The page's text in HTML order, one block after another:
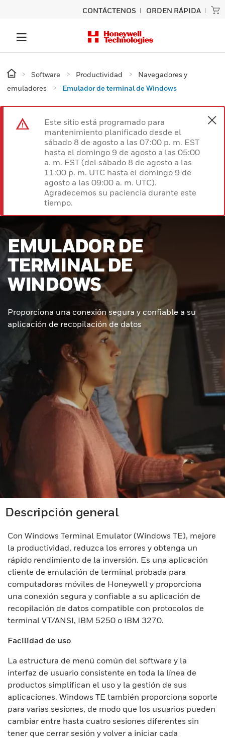
CONTÁCTENOS ORDEN RÁPIDA
Software Productividad
Navegadores y
emuladores
Emulador de terminal de Windows
Este sitio está programado para
mantenimiento planificado desde el
sábado 8 de agosto a las 07:00 p. m. EST
hasta el domingo 9 de agosto a las 05:00
a. m. EST (del sábado 8 de agosto a las
11:00 p. m. UTC hasta el domingo 9 de
agosto a las 09:00 a. m. UTC).
Agradecemos su paciencia durante este
tiempo.
EMULADOR DE
TERMINAL DE
WINDOWS
Proporciona una conexión segura y confiable a su
aplicación de recopilación de datos
Descripción general
Con Windows Terminal Emulator (Windows TE), mejore
la productividad, reduzca los errores y obtenga un
rápido rendimiento de la inversión. Es una aplicación
cliente de emulación de terminal probada para
computadoras móviles de Honeywell y proporciona
una conexión segura y confiable a su aplicación de
recopilación de datos compatible con protocolos de
terminal VT/ANSI, IBM 5250 o IBM 3270.
Facilidad de uso
La estructura de menú común del software y la
interfaz de usuario consistente en toda la línea de
productos simplifican el uso y la gestión de sus
aplicaciones. Windows TE también proporciona soporte
para varias sesiones, de modo que los usuarios pueden
cambiar entre hasta cuatro sesiones diferentes sin
tener que cerrar sesión y volver a iniciar cada